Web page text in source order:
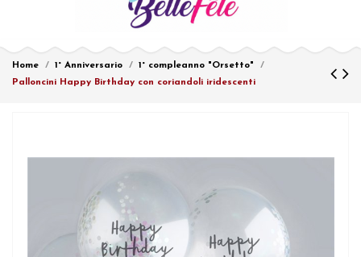
Home 1° Anniversario
1° compleanno "Orsetto"
Palloncini Happy Birthday con coriandoli iridescenti